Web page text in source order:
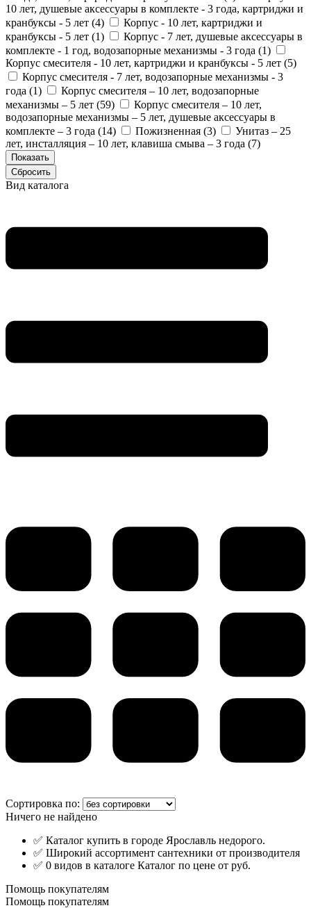
10 лет, душевые аксессуары в комплекте - 3 года, картриджи и
кранбуксы - 5 лет (4)
Корпус - 10 лет, картриджи и
кранбуксы - 5 лет (1)
Корпус - 7 лет, душевые аксессуары в
комплекте - 1 год, водозапорные механизмы - 3 года (1)
Корпус смесителя - 10 лет, картриджи и кранбуксы - 5 лет (5)
Корпус смесителя - 7 лет, водозапорные механизмы - 3
года (1)
Корпус смесителя – 10 лет, водозапорные
механизмы – 5 лет (59)
Корпус смесителя – 10 лет,
водозапорные механизмы – 5 лет, душевые аксессуары в
комплекте – 3 года (14) Пожизненная (3)
Унитаз – 25
лет, инсталляция – 10 лет, клавиша смыва – 3 года (7)
Вид каталога
Сортировка по:
Ничего не найдено
✅ Каталог купить в городе Ярославль недорого.
✅ Широкий ассортимент сантехники от производителя
✅ 0 видов в каталоге Каталог по цене от руб.
Помощь покупателям
Помощь покупателям